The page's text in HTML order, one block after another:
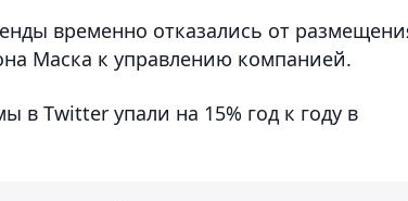
временно отказались от
Маска к управлению компанией.
в Twitter упали на 15% год к году в